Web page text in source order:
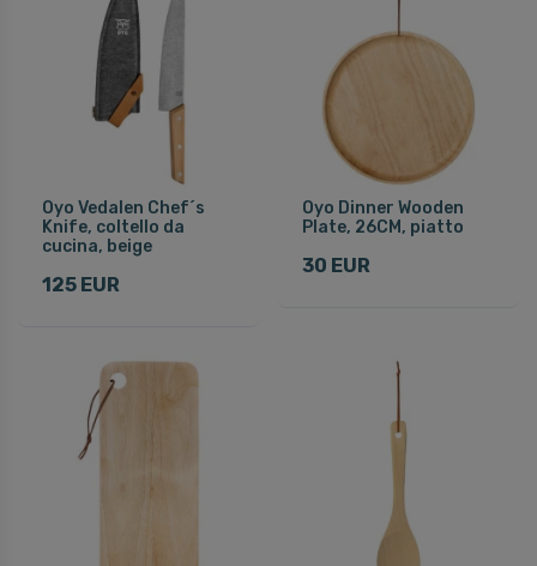
Oyo Vedalen Chef´s
Knife, coltello da
cucina, beige
125 EUR
Oyo Dinner Wooden
Plate, 26CM, piatto
30 EUR